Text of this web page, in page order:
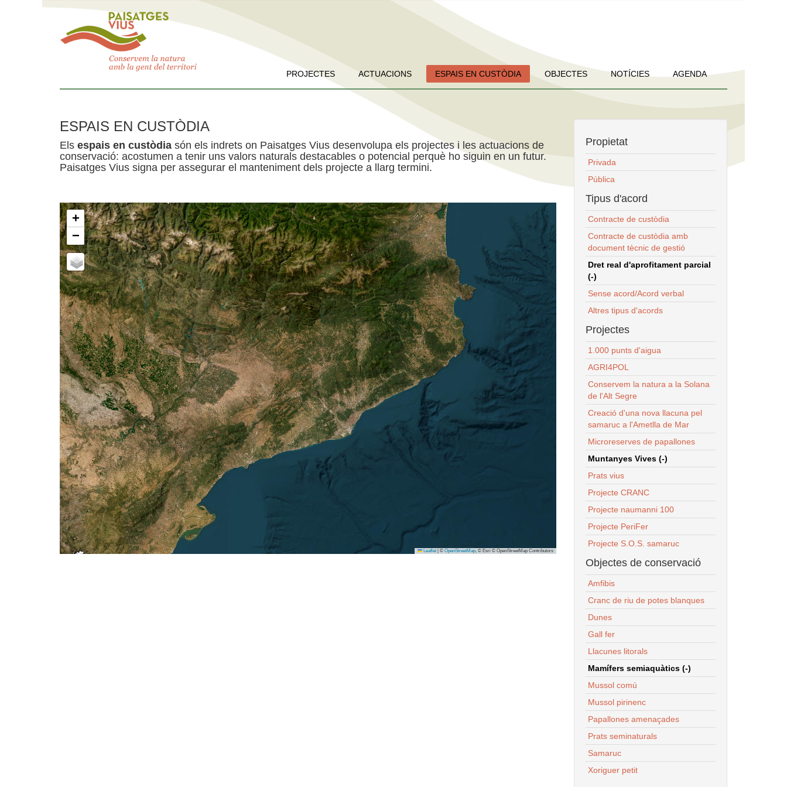
PROJECTES ACTUACIONS ESPAIS EN CUSTÒDIA OBJECTES NOTÍCIES AGENDA
ESPAIS EN CUSTÒDIA
Els espais en custòdia són els indrets on Paisatges Vius desenvolupa els projectes i les actuacions de
conservació: acostumen a tenir uns valors naturals destacables o potencial perquè ho siguin en un futur.
Paisatges Vius signa per assegurar el manteniment dels projecte a llarg termini.
+
−
Leaflet © OpenStreetMap, © Esri © OpenStreetMap Contributors
Propietat
Privada
Pública
Tipus d'acord
Contracte de custòdia
Contracte de custòdia amb
document tècnic de gestió
Dret real d'aprofitament parcial
(-)
Sense acord/Acord verbal
Altres tipus d'acords
Projectes
1.000 punts d'aigua
AGRI4POL
Conservem la natura a la Solana
de l'Alt Segre
Creació d'una nova llacuna pel
samaruc a l'Ametlla de Mar
Microreserves de papallones
Muntanyes Vives (-)
Prats vius
Projecte CRANC
Projecte naumanni 100
Projecte PeriFer
Projecte S.O.S. samaruc
Objectes de conservació
Amfibis
Cranc de riu de potes blanques
Dunes
Gall fer
Llacunes litorals
Mamífers semiaquàtics (-)
Mussol comú
Mussol pirinenc
Papallones amenaçades
Prats seminaturals
Samaruc
Xoriguer petit